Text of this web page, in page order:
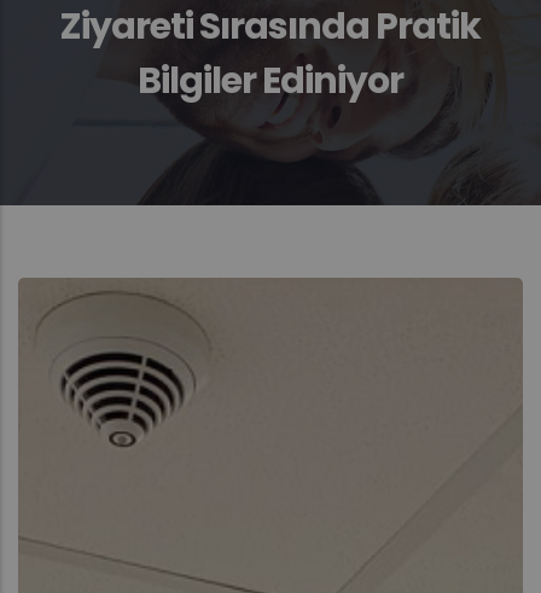
Ziyareti Sırasında Pratik
Bilgiler Ediniyor